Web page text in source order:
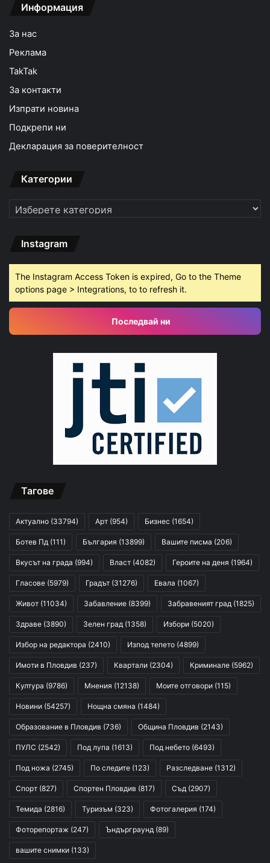
Информация
За нас
Реклама
TakTak
За контакти
Изпрати новина
Подкрепи ни
Декларация за поверителност
Категории
Категории
Instagram
The Instagram Access Token is expired, Go to the Theme
options page > Integrations, to to refresh it.
Последвай ни
Тагове
Актуално (33794) Арт (954) Бизнес (1654)
Ботев Пд (111) България (13899) Вашите писма (206)
Вкусът на града (994) Власт (4082) Героите на деня (1964)
Гласове (5979) Градът (31276) Евала (1067)
Живот (11034) Забавление (8399) Забравеният град (1825)
Здраве (3890) Зелен град (1358) Избори (5020)
Избор на редактора (2410) Изпод тепето (4899)
Имоти в Пловдив (237) Квартали (2304) Криминале (5962)
Култура (9786) Мнения (12138) Моите отговори (115)
Новини (54257) Нощна смяна (1484)
Образование в Пловдив (736) Община Пловдив (2143)
ПУЛС (2542) Под лупа (1613) Под небето (6493)
Под ножа (2745) По следите (123) Разследване (1312)
Спорт (827) Спортен Пловдив (817) Съд (2907)
Темида (2816) Туризъм (323) Фотогалерия (174)
Фоторепортаж (247) Ъндърграунд (89)
вашите снимки (133)